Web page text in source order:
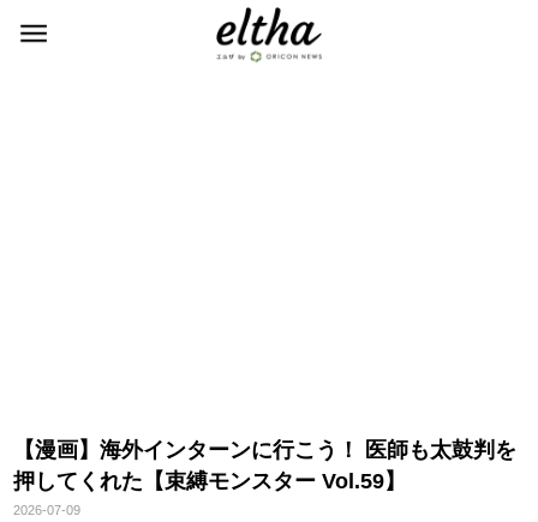
【漫画】海外インターンに行こう！ 医師も太鼓判を
押してくれた【束縛モンスター Vol.59】
2026-07-09